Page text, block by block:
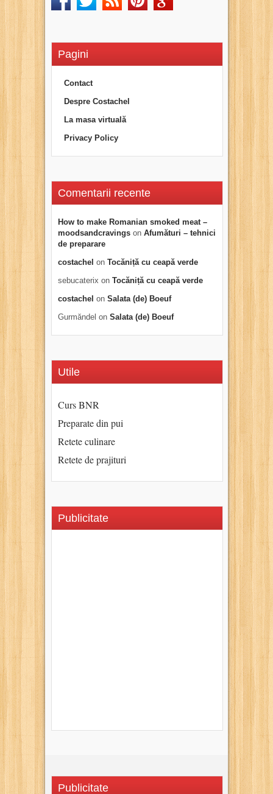
Pagini
Contact
Despre Costachel
La masa virtuală
Privacy Policy
Comentarii recente
How to make Romanian smoked meat –
moodsandcravings on Afumături – tehnici
de preparare
costachel on Tocăniță cu ceapă verde
sebucaterix on Tocăniță cu ceapă verde
costachel on Salata (de) Boeuf
Gurmăndel on Salata (de) Boeuf
Utile
Curs BNR
Preparate din pui
Retete culinare
Retete de prajituri
Publicitate
Publicitate